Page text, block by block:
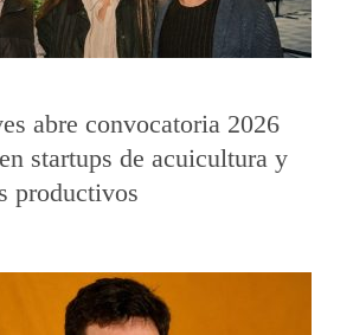
abre convocatoria 2026
startups de acuicultura y
productivos